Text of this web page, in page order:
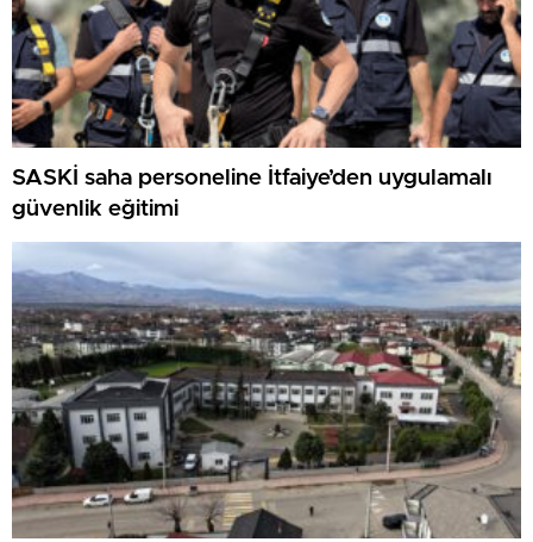
SASKİ saha personeline İtfaiye’den uygulamalı
güvenlik eğitimi